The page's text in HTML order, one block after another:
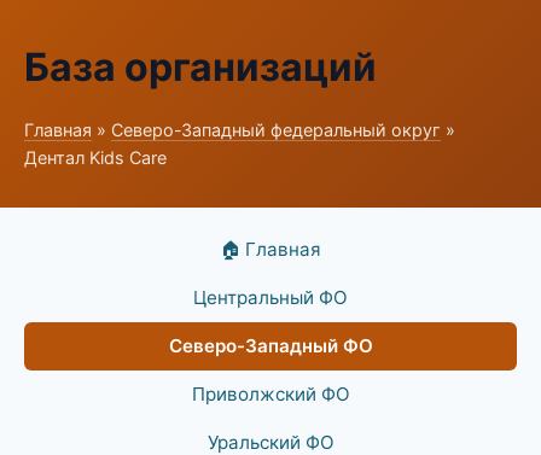
База организаций
Главная » Северо-Западный федеральный округ »
Дентал Kids Care
🏠 Главная
Центральный ФО
Северо-Западный ФО
Приволжский ФО
Уральский ФО